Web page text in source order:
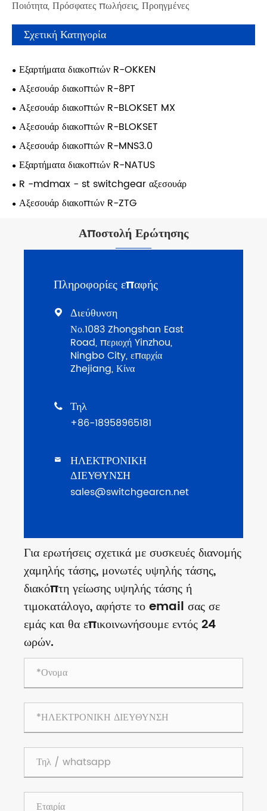
Ποιότητα, Πρόσφατες πωλήσεις, Προηγμένες
Σχετική Κατηγορία
Εξαρτήματα διακοπτών R-OKKEN
Αξεσουάρ διακοπτών R-8PT
Αξεσουάρ διακοπτών R-BLOKSET MX
Αξεσουάρ διακοπτών R-BLOKSET
Αξεσουάρ διακοπτών R-MNS3.0
Εξαρτήματα διακοπτών R-NATUS
R -mdmax - st switchgear αξεσουάρ
Αξεσουάρ διακοπτών R-ZTG
Αποστολή Ερώτησης
Πληροφορίες επαφής
 Διεύθυνση
Νο.1083 Zhongshan East
Road, περιοχή Yinzhou,
Ningbo City, επαρχία
Zhejiang, Κίνα
 Τηλ
+86-18958965181

ΗΛΕΚΤΡΟΝΙΚΗ
ΔΙΕΥΘΥΝΣΗ
sales@switchgearcn.net
Για ερωτήσεις σχετικά με συσκευές διανομής
χαμηλής τάσης, μονωτές υψηλής τάσης,
διακόπτη γείωσης υψηλής τάσης ή
τιμοκατάλογο, αφήστε το email σας σε
εμάς και θα επικοινωνήσουμε εντός 24
ωρών.